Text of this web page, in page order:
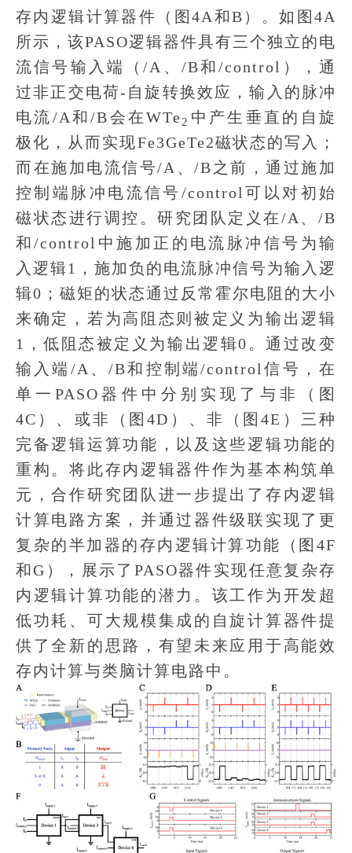
存内逻辑计算器件（图4A和B）。如图4A
所示，该PASO逻辑器件具有三个独立的电
流信号输入端（/A、/B和/control），通
过非正交电荷-自旋转换效应，输入的脉冲
电流/A和/B会在WTe2 中产生垂直的自旋
极化，从而实现Fe3GeTe2磁状态的写入；
而在施加电流信号/A、/B之前，通过施加
控制端脉冲电流信号/control可以对初始
磁状态进行调控。研究团队定义在/A、/B
和/control中施加正的电流脉冲信号为输
入逻辑1，施加负的电流脉冲信号为输入逻
辑0；磁矩的状态通过反常霍尔电阻的大小
来确定，若为高阻态则被定义为输出逻辑
1，低阻态被定义为输出逻辑0。通过改变
输入端/A、/B和控制端/control信号，在
单一PASO器件中分别实现了与非（图
4C）、或非（图4D）、非（图4E）三种
完备逻辑运算功能，以及这些逻辑功能的
重构。将此存内逻辑器件作为基本构筑单
元，合作研究团队进一步提出了存内逻辑
计算电路方案，并通过器件级联实现了更
复杂的半加器的存内逻辑计算功能（图4F
和G），展示了PASO器件实现任意复杂存
内逻辑计算功能的潜力。该工作为开发超
低功耗、可大规模集成的自旋计算器件提
供了全新的思路，有望未来应用于高能效
存内计算与类脑计算电路中。